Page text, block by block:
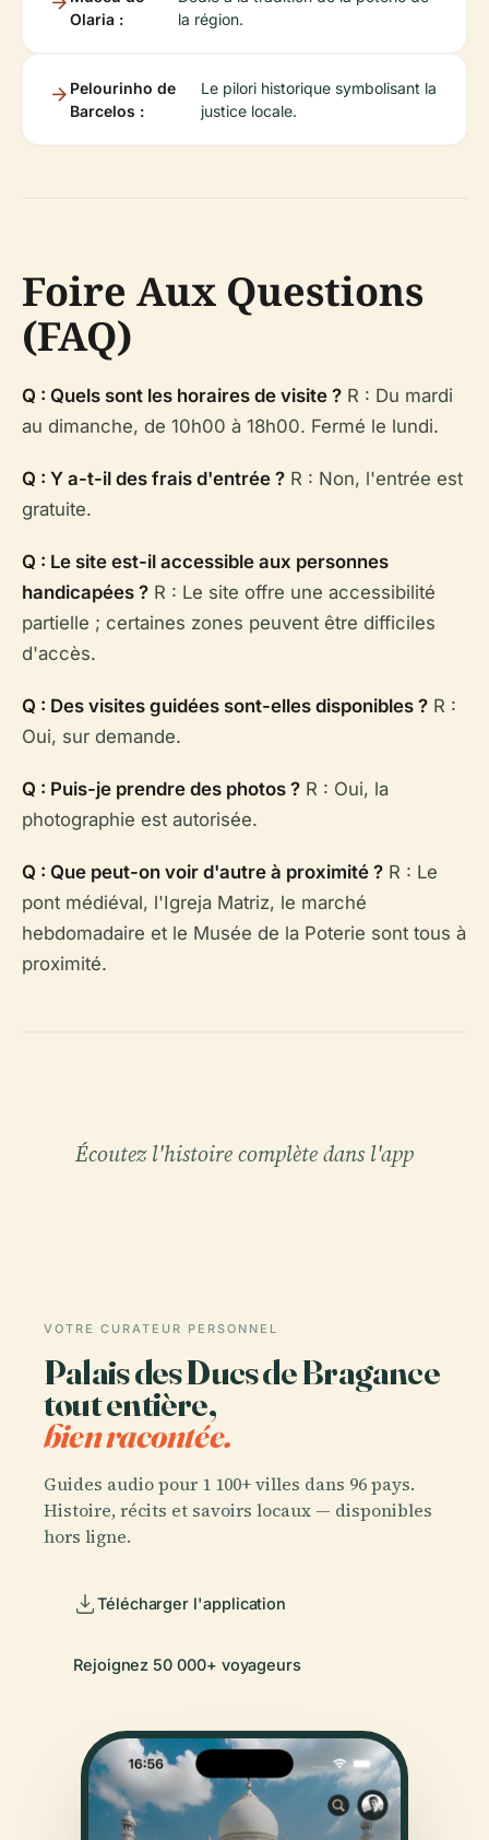
Olaria :
la région.
Pelourinho de
Barcelos :
Le pilori historique symbolisant la
justice locale.
Foire Aux Questions
(FAQ)
Q : Quels sont les horaires de visite ? R : Du mardi
au dimanche, de 10h00 à 18h00. Fermé le lundi.
Q : Y a-t-il des frais d'entrée ? R : Non, l'entrée est
gratuite.
Q : Le site est-il accessible aux personnes
handicapées ? R : Le site offre une accessibilité
partielle ; certaines zones peuvent être difficiles
d'accès.
Q : Des visites guidées sont-elles disponibles ? R :
Oui, sur demande.
Q : Puis-je prendre des photos ? R : Oui, la
photographie est autorisée.
Q : Que peut-on voir d'autre à proximité ? R : Le
pont médiéval, l'Igreja Matriz, le marché
hebdomadaire et le Musée de la Poterie sont tous à
proximité.
Écoutez l'histoire complète dans l'app
VOTRE CURATEUR PERSONNEL
Palais des Ducs de Bragance
tout entière,
bien racontée.
Guides audio pour 1 100+ villes dans 96 pays.
Histoire, récits et savoirs locaux — disponibles
hors ligne.
Télécharger l'application
Rejoignez 50 000+ voyageurs